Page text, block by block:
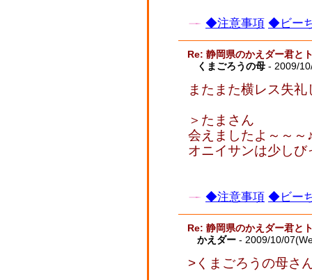
◆注意事項 ◆ビー
Re: 静岡県のかえダー君と
くまごろうの母 - 2009/
またまた横レス失
＞たまさん
会えましたよ～～～
オニイサンは少し
◆注意事項 ◆ビー
Re: 静岡県のかえダー君と
かえダー - 2009/10/
>くまごろうの母さ